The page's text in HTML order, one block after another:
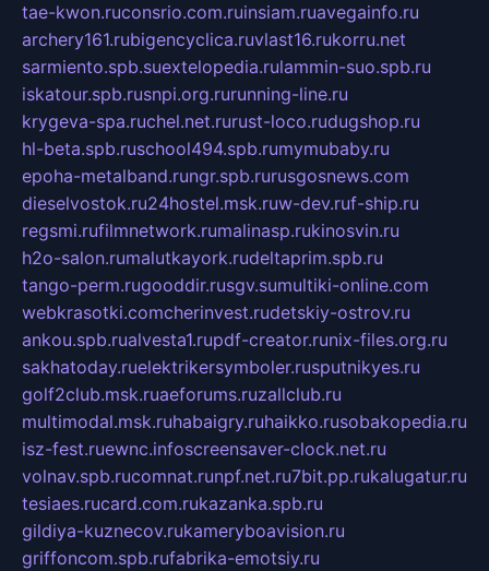
tae-kwon.ruconsrio.com.ruinsiam.ruavegainfo.ru
archery161.rubigencyclica.ruvlast16.rukorru.net
sarmiento.spb.suextelopedia.rulammin-suo.spb.ru
iskatour.spb.rusnpi.org.rurunning-line.ru
krygeva-spa.ruchel.net.rurust-loco.rudugshop.ru
hl-beta.spb.ruschool494.spb.rumymubaby.ru
epoha-metalband.rungr.spb.rurusgosnews.com
dieselvostok.ru24hostel.msk.ruw-dev.ruf-ship.ru
regsmi.rufilmnetwork.rumalinasp.rukinosvin.ru
h2o-salon.rumalutkayork.rudeltaprim.spb.ru
tango-perm.rugooddir.rusgv.sumultiki-online.com
webkrasotki.comcherinvest.rudetskiy-ostrov.ru
ankou.spb.rualvesta1.rupdf-creator.runix-files.org.ru
sakhatoday.ruelektrikersymboler.rusputnikyes.ru
golf2club.msk.ruaeforums.ruzallclub.ru
multimodal.msk.ruhabaigry.ruhaikko.rusobakopedia.ru
isz-fest.ruewnc.infoscreensaver-clock.net.ru
volnav.spb.rucomnat.runpf.net.ru7bit.pp.rukalugatur.ru
tesiaes.rucard.com.rukazanka.spb.ru
gildiya-kuznecov.rukameryboavision.ru
griffoncom.spb.rufabrika-emotsiy.ru